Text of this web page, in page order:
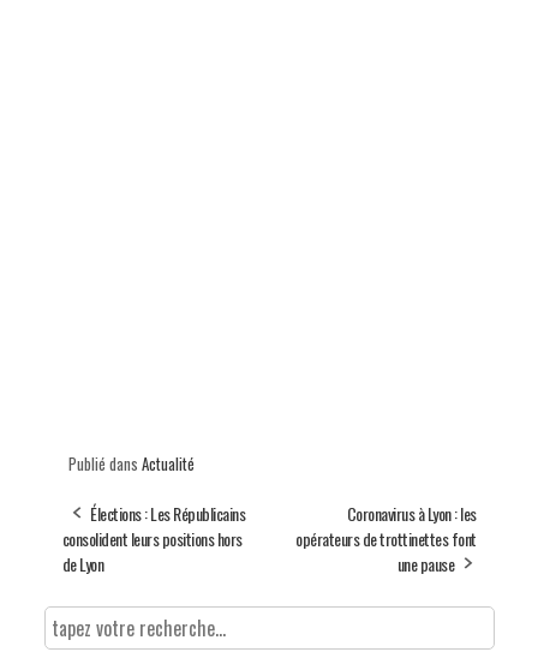
Publié dans Actualité
Élections : Les Républicains
consolident leurs positions hors
de Lyon
Coronavirus à Lyon : les
opérateurs de trottinettes font
une pause